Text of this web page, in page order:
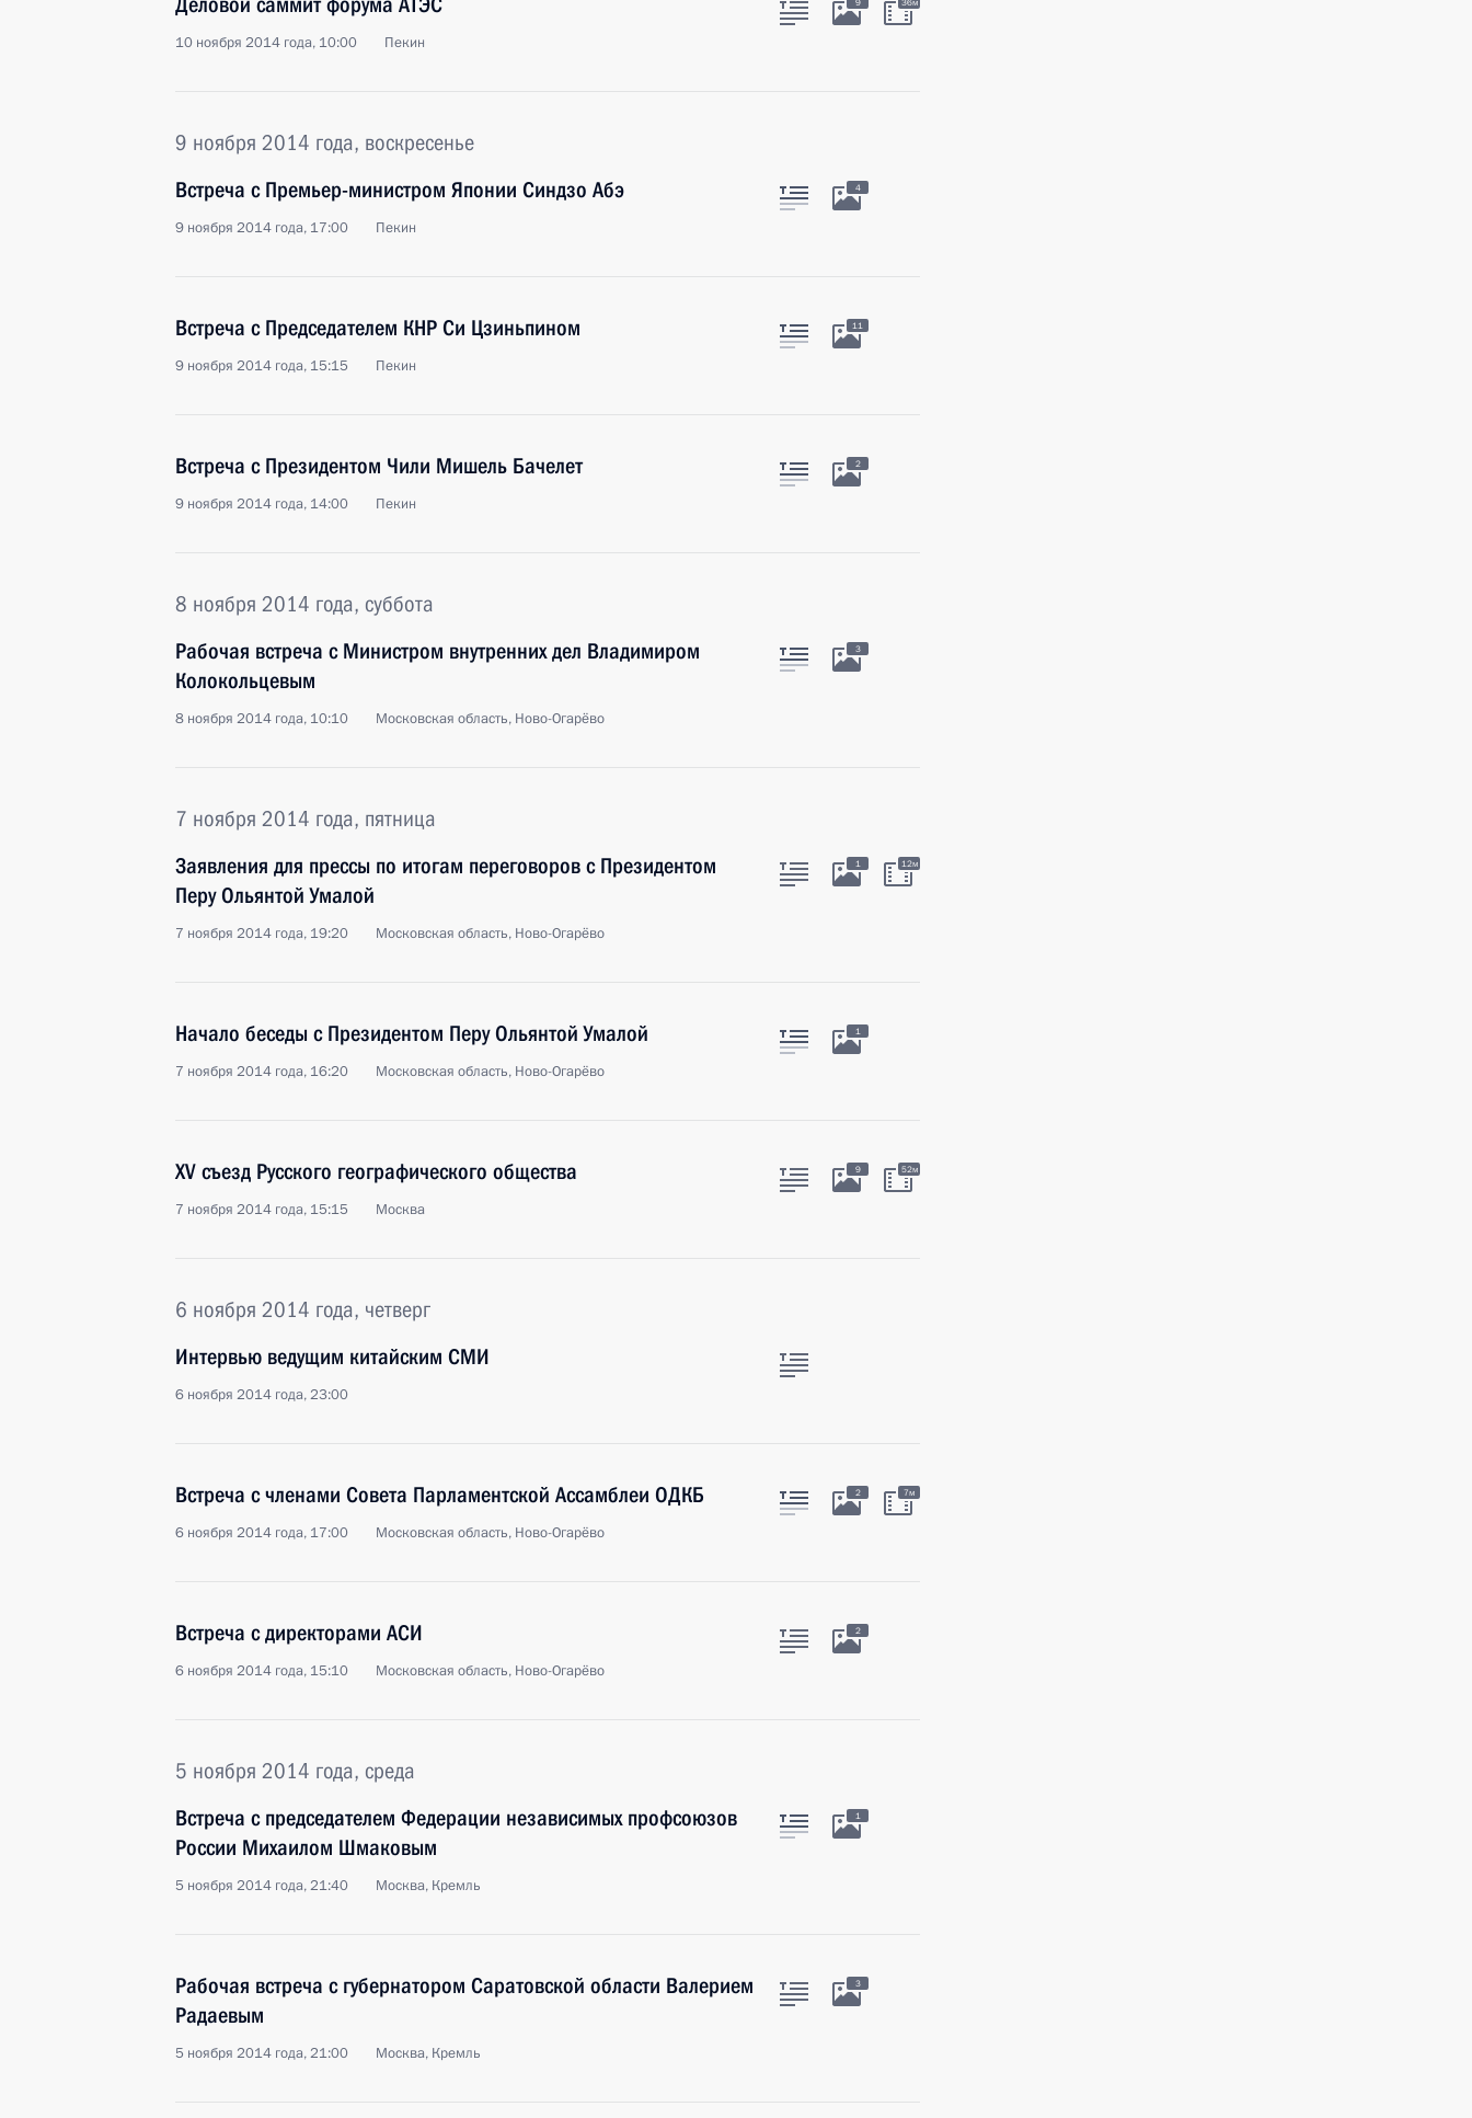
10 ноября 2014 года, 10:00 Пекин
9 36м
9 ноября 2014 года, воскресенье
Встреча с Премьер-министром Японии Синдзо Абэ
9 ноября 2014 года, 17:00 Пекин
4
Встреча с Председателем КНР Си Цзиньпином
9 ноября 2014 года, 15:15 Пекин
11
Встреча с Президентом Чили Мишель Бачелет
9 ноября 2014 года, 14:00 Пекин
2
8 ноября 2014 года, суббота
Рабочая встреча с Министром внутренних дел Владимиром
Колокольцевым
8 ноября 2014 года, 10:10 Московская область, Ново-Огарёво
3
7 ноября 2014 года, пятница
Заявления для прессы по итогам переговоров с Президентом
Перу Ольянтой Умалой
7 ноября 2014 года, 19:20 Московская область, Ново-Огарёво
1 12м
Начало беседы с Президентом Перу Ольянтой Умалой
7 ноября 2014 года, 16:20 Московская область, Ново-Огарёво
1
XV съезд Русского географического общества
7 ноября 2014 года, 15:15 Москва
9 52м
6 ноября 2014 года, четверг
Интервью ведущим китайским СМИ
6 ноября 2014 года, 23:00
Встреча с членами Совета Парламентской Ассамблеи ОДКБ
6 ноября 2014 года, 17:00 Московская область, Ново-Огарёво
2 7м
Встреча с директорами АСИ
6 ноября 2014 года, 15:10 Московская область, Ново-Огарёво
2
5 ноября 2014 года, среда
Встреча с председателем Федерации независимых профсоюзов
России Михаилом Шмаковым
5 ноября 2014 года, 21:40 Москва, Кремль
1
Рабочая встреча с губернатором Саратовской области Валерием
Радаевым
5 ноября 2014 года, 21:00 Москва, Кремль
3